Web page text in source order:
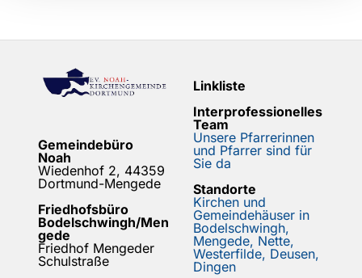
Gemeindebüro
Noah
Wiedenhof 2, 44359
Dortmund-Mengede
Friedhofsbüro
Bodelschwingh/Men
gede
Friedhof Mengeder
Schulstraße
Linkliste
Interprofessionelles
Team
Unsere Pfarrerinnen
und Pfarrer sind für
Sie da
Standorte
Kirchen und
Gemeindehäuser in
Bodelschwingh,
Mengede, Nette,
Westerfilde, Deusen,
Dingen